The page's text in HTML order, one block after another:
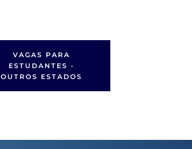
VAGAS PARA
ESTUDANTES -
OUTROS ESTADOS